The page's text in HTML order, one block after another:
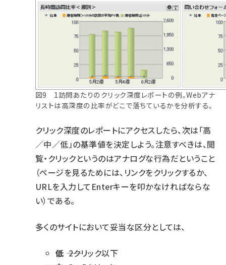
図9 1訪問あたりのクリック深度レポートの例。Webアナ
リストは高深度の比率がどこで落ちているかを分析する。
クリック深度のレポートにアクセスしたら、次は「高
／中／低」の基準値を決定しよう。注意すべきは、閲
覧・クリックというのはアナログな行為だということ
（ページを見るためには、リンクをクリックするか、
URLを入力してEnterキーを叩かなければならな
い）である。
多くのサイトにおいて妥当な区分としては、
低 ―― 2クリック以下